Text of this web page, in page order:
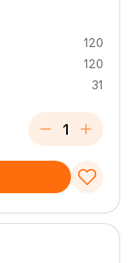
120
120
31